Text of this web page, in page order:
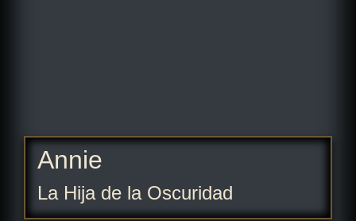
Annie
La Hija de la Oscuridad